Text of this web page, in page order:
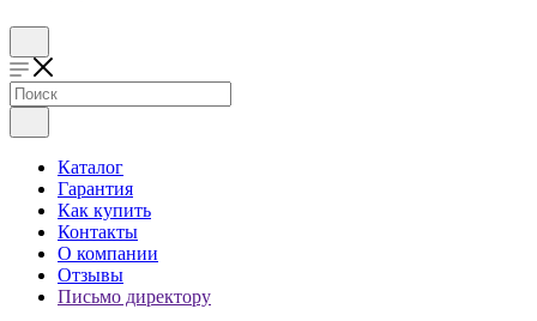
Каталог
Гарантия
Как купить
Контакты
О компании
Отзывы
Письмо директору